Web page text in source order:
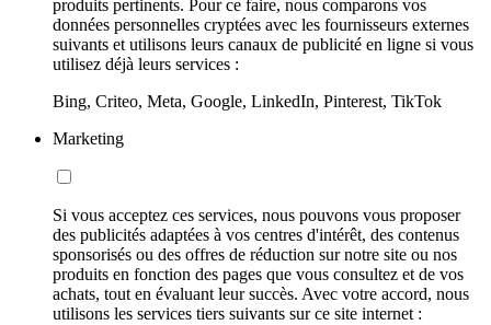
produits pertinents. Pour ce faire, nous comparons vos
données personnelles cryptées avec les fournisseurs externes
suivants et utilisons leurs canaux de publicité en ligne si vous
utilisez déjà leurs services :
Bing, Criteo, Meta, Google, LinkedIn, Pinterest, TikTok
Marketing
Si vous acceptez ces services, nous pouvons vous proposer
des publicités adaptées à vos centres d'intérêt, des contenus
sponsorisés ou des offres de réduction sur notre site ou nos
produits en fonction des pages que vous consultez et de vos
achats, tout en évaluant leur succès. Avec votre accord, nous
utilisons les services tiers suivants sur ce site internet :